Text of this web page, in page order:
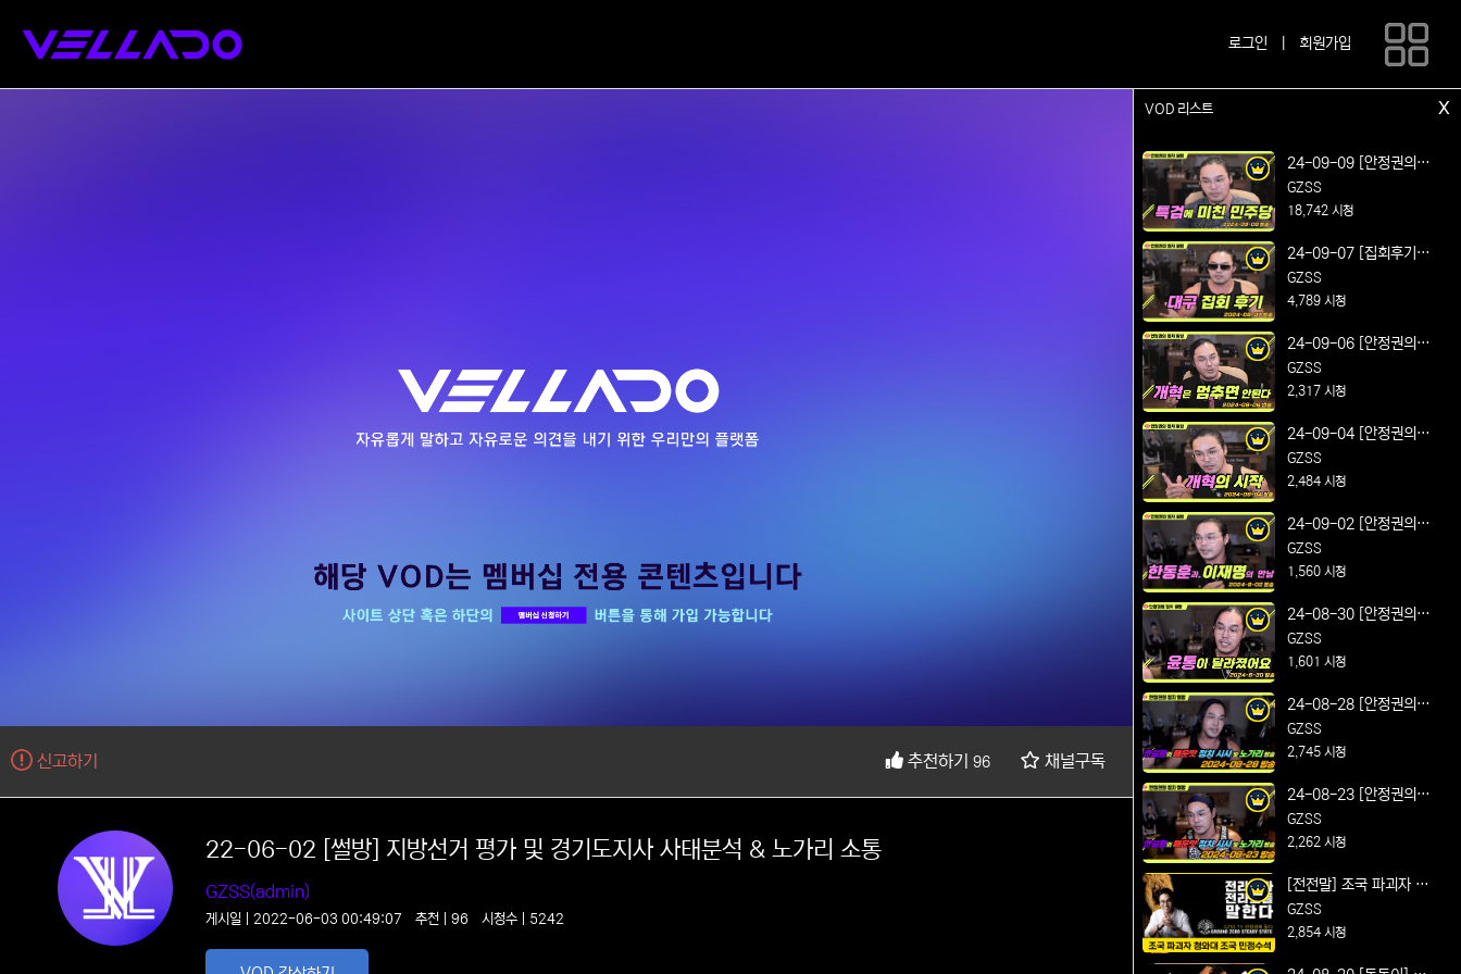
로그인 회원가입
신고하기 추천하기 96 채널구독
22-06-02 [썰방] 지방선거 평가 및 경기도지사 사태분석 & 노가리 소통
GZSS(admin)
게시일 | 2022-06-03 00:49:07 추천 | 96 시청수 | 5242
VOD 리스트 x
24-09-09 [안정권의 썰
방] 연설왕의 매운맛 정
치 시사 및 노가리 방송
당
GZSS
18,742 시청
24-09-07 [집회후기방
송] 박정희 대통령 동상
건립 찬성! 대구 동성로
GZSS
4,789 시청
24-09-06 [안정권의 썰
방] 연설왕의 매운맛 정
치 시사 및 노가리 방송
된다
GZSS
2,317 시청
24-09-04 [안정권의 썰
방] 연설왕의 매운맛 정
치 시사 및 노가리 방송
GZSS
2,484 시청
24-09-02 [안정권의 썰
방] 연설왕의 매운맛 정
치 시사 및 노가리 방송
의 만남
GZSS
1,560 시청
24-08-30 [안정권의 썰
방] 연설왕의 매운맛 정
치 시사 및 노가리 방송
요
GZSS
1,601 시청
24-08-28 [안정권의 썰
방] 연설왕의 매운맛 정
치 시사 및 노가리 방송
GZSS
2,745 시청
24-08-23 [안정권의 썰
방] 연설왕의 매운맛 정
치 시사 및 노가리 방송
강 유의
GZSS
2,262 시청
[전전말] 조국 파괴자 청
와대 조국 민정수석 얼마
나 아십니까
GZSS
2,854 시청